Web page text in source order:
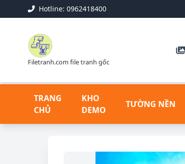
Hotline: 0962418400
Filetranh.com file tranh gốc
TRANG
CHỦ
KHO
DEMO
TƯỜNG NỀN